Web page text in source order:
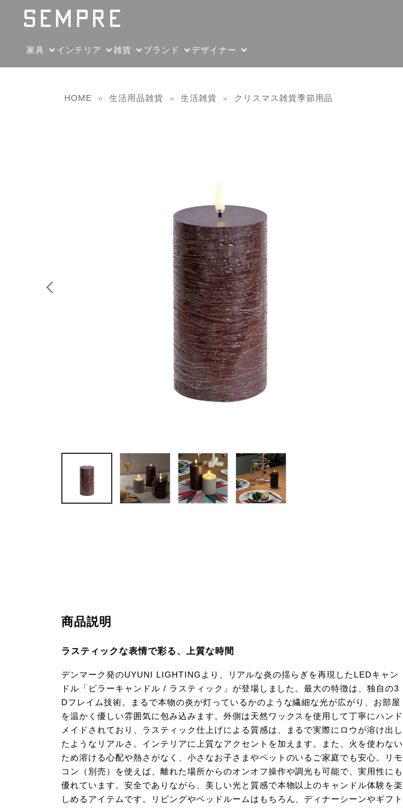
家具 インテリア 雑貨 ブランド デザイナー
HOME » 生活用品雑貨 » 生活雑貨 » クリスマス雑貨季節用品
商品説明
ラスティックな表情で彩る、上質な時間
デンマーク発のUYUNI LIGHTINGより、リアルな炎の揺らぎを再現したLEDキャン
ドル「ピラーキャンドル / ラスティック」が登場しました。最大の特徴は、独自の3
Dフレイム技術。まるで本物の炎が灯っているかのような繊細な光が広がり、お部屋
を温かく優しい雰囲気に包み込みます。外側は天然ワックスを使用して丁寧にハンド
メイドされており、ラスティック仕上げによる質感は、まるで実際にロウが溶け出し
たようなリアルさ。インテリアに上質なアクセントを加えます。また、火を使わない
ため溶ける心配や熱さがなく、小さなお子さまやペットのいるご家庭でも安心。リモ
コン（別売）を使えば、離れた場所からのオンオフ操作や調光も可能で、実用性にも
優れています。安全でありながら、美しい光と質感で本物以上のキャンドル体験を楽
しめるアイテムです。リビングやベッドルームはもちろん、ディナーシーンやギフト